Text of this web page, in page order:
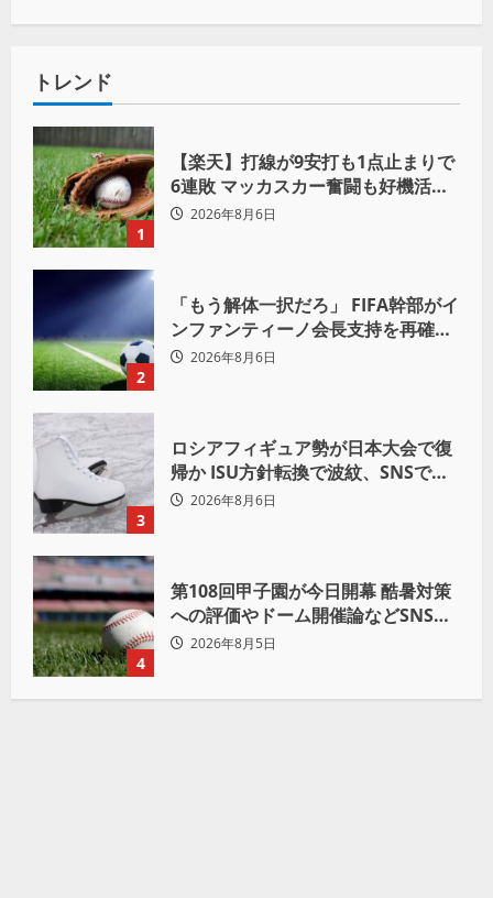
トレンド
1
【楽天】打線が9安打も1点止まりで
6連敗 マッカスカー奮闘も好機活か
せず借金「22」
2026年8月6日
2
「もう解体一択だろ」 FIFA幹部がイ
ンファンティーノ会長支持を再確認
も 批判収まらず
2026年8月6日
3
ロシアフィギュア勢が日本大会で復
帰か ISU方針転換で波紋、SNSでは
賛否両論
2026年8月6日
4
第108回甲子園が今日開幕 酷暑対策
への評価やドーム開催論などSNSで
議論も
2026年8月5日